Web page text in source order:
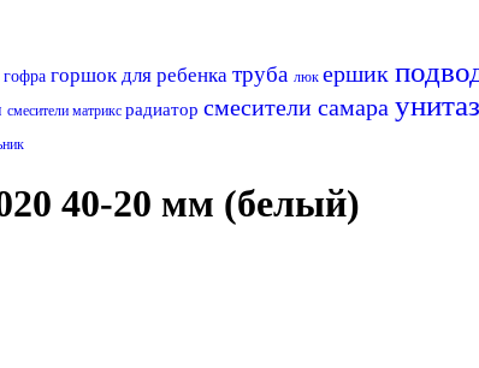
гофра горшок для ребенка труба люк ершик
смесители матрикс радиатор смесители самара унитаз
40-20 мм (белый)